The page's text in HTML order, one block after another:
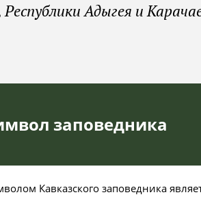
Адыгея и
заповедника
Кавказского заповедника